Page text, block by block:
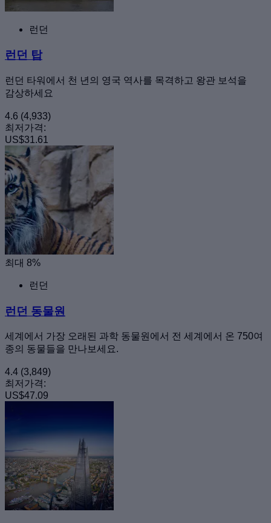
런던
런던 탑
런던 타워에서 천 년의 영국 역사를 목격하고 왕관 보석을
감상하세요
4.6 (4,933)
최저가격:
US$31.61
최대 8%
런던
런던 동물원
세계에서 가장 오래된 과학 동물원에서 전 세계에서 온 750여
종의 동물들을 만나보세요.
4.4 (3,849)
최저가격:
US$47.09